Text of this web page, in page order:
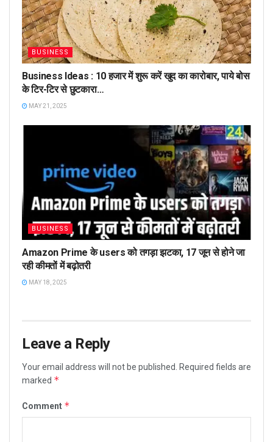
BUSINESS
Business Ideas : 10 हजार में शुरू करें खुद का कारोबार, पाये बोस
के टिर-टिर से छुटकारा…
MAY 21, 2025
BUSINESS
Amazon Prime के users को तगड़ा झटका, 17 जून से होने जा
रही कीमतों में बढ़ोतरी
MAY 18, 2025
Leave a Reply
Your email address will not be published. Required fields are
marked *
Comment *